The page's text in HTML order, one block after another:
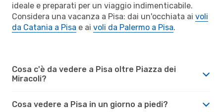
ideale e preparati per un viaggio indimenticabile.
Considera una vacanza a Pisa: dai un'occhiata ai voli
da Catania a Pisa e ai voli da Palermo a Pisa.
Cosa c'è da vedere a Pisa oltre Piazza dei
Miracoli?
Cosa vedere a Pisa in un giorno a piedi?